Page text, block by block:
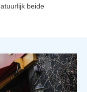
beide